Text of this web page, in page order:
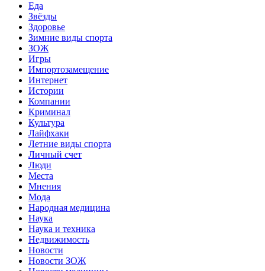
Еда
Звёзды
Здоровье
Зимние виды спорта
ЗОЖ
Игры
Импортозамещение
Интернет
Истории
Компании
Криминал
Культура
Лайфхаки
Летние виды спорта
Личный счет
Люди
Места
Мнения
Мода
Народная медицина
Наука
Наука и техника
Недвижимость
Новости
Новости ЗОЖ